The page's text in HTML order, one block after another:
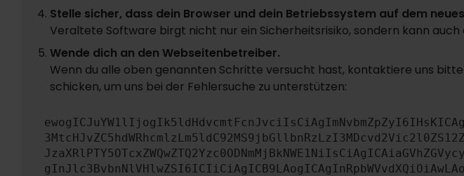
Stelle sicher, dass dein Browser und dein Betriebssystem auf dem
Veraltete Software birgt nicht nur ein Sicherheitsrisiko, sondern kann
Wende dich an den Webseitenbetreiber.
Wenn du alle oben genannten Schritte versucht hast, kontaktiere uns
schicken, um uns bei der Fehlersuche zu unterstützen: